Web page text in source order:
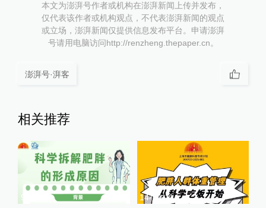
本文为澎湃号作者或机构在澎湃新闻上传并发布，
仅代表该作者或机构观点，不代表澎湃新闻的观点
或立场，澎湃新闻仅提供信息发布平台。申请澎湃
号请用电脑访问http://renzheng.thepaper.cn。
澎湃号·湃客
相关推荐
9小时前 14小时前